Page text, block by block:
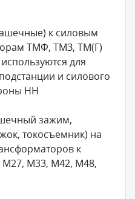
к силовым
ТМФ, ТМЗ, ТМ(Г)
для
и силового
НН
зажим,
токосъемник) на
к
М33, М42, М48,